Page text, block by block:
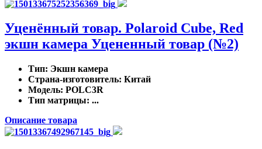
Уценённый товар. Polaroid Cube, Red
экшн камера Уцененный товар (№2)
Тип: Экшн камера
Страна-изготовитель: Китай
Модель: POLC3R
Тип матрицы: ...
Описание товара